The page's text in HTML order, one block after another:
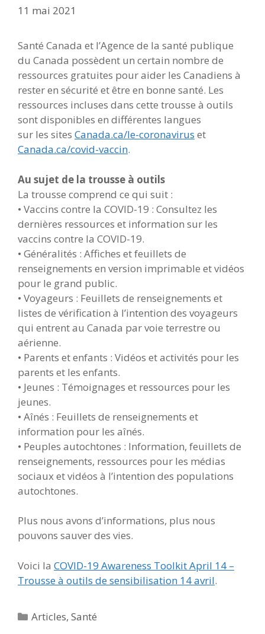
11 mai 2021
Santé Canada et l’Agence de la santé publique
du Canada possèdent un certain nombre de
ressources gratuites pour aider les Canadiens à
rester en sécurité et être en bonne santé. Les
ressources incluses dans cette trousse à outils
sont disponibles en différentes langues
sur les sites Canada.ca/le-coronavirus et
Canada.ca/covid-vaccin.
Au sujet de la trousse à outils
La trousse comprend ce qui suit :
• Vaccins contre la COVID-19 : Consultez les
dernières ressources et information sur les
vaccins contre la COVID-19.
• Généralités : Affiches et feuillets de
renseignements en version imprimable et vidéos
pour le grand public.
• Voyageurs : Feuillets de renseignements et
listes de vérification à l’intention des voyageurs
qui entrent au Canada par voie terrestre ou
aérienne.
• Parents et enfants : Vidéos et activités pour les
parents et les enfants.
• Jeunes : Témoignages et ressources pour les
jeunes.
• Aînés : Feuillets de renseignements et
information pour les aînés.
• Peuples autochtones : Information, feuillets de
renseignements, ressources pour les médias
sociaux et vidéos à l’intention des populations
autochtones.
Plus nous avons d’informations, plus nous
pouvons sauver des vies.
Voici la COVID-19 Awareness Toolkit April 14 –
Trousse à outils de sensibilisation 14 avril.
Catégories
Articles,Santé